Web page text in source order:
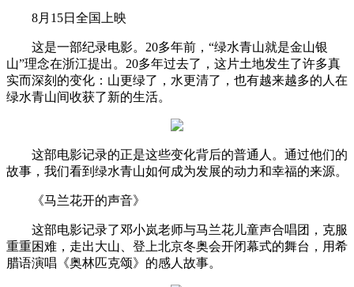
8月15日全国上映
这是一部纪录电影。20多年前，“绿水青山就是金山银
山”理念在浙江提出。20多年过去了，这片土地发生了许多真
实而深刻的变化：山更绿了，水更清了，也有越来越多的人在
绿水青山间收获了新的生活。
这部电影记录的正是这些变化背后的普通人。通过他们的
故事，我们看到绿水青山如何成为发展的动力和幸福的来源。
《马兰花开的声音》
这部电影记录了邓小岚老师与马兰花儿童声合唱团，克服
重重困难，走出大山、登上北京冬奥会开闭幕式的舞台，用希
腊语演唱《奥林匹克颂》的感人故事。